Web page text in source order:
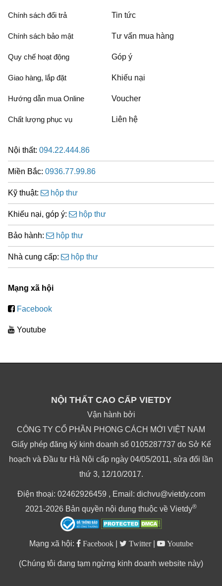
Chính sách đổi trả
Chính sách bảo mật
Quy chế hoạt động
Giao hàng, lắp đặt
Hướng dẫn mua Online
Chất lượng phục vụ
Tin tức
Tư vấn mua hàng
Góp ý
Khiếu nại
Voucher
Liên hệ
Nội thất: 094.22.444.86
Miền Bắc: 0936.77.99.86
Kỹ thuật: hộp thư
Khiếu nại, góp ý: hộp thư
Bảo hành: hộp thư
Nhà cung cấp: hộp thư
Mạng xã hội
Facebook
Youtube
NỘI THẤT CAO CẤP VIETDY
Vận hành bởi
CÔNG TY CỔ PHẦN PHONG CÁCH MỚI VIỆT NAM
Giấy phép đăng ký kinh doanh số 0105287737 do Sở Kế
hoạch và Đầu tư Hà Nội cấp ngày 04/05/2011, sửa đổi lần
thứ 3, 12/10/2017.
Điện thoại: 02462926459 , Email: dichvu@vietdy.com
2021-2026 Bản quyền nội dung thuộc về Vietdy®
Mạng xã hội: Facebook Twitter Youtube
(Chúng tôi đang tạm ngừng kinh doanh website này)